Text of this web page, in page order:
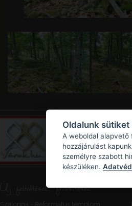
Új feltöltések, frissítések
Szalonna - Református templom
Oldalunk sütiket
A weboldal alapvető
hozzájárulást
személyre szabott
készüléken.